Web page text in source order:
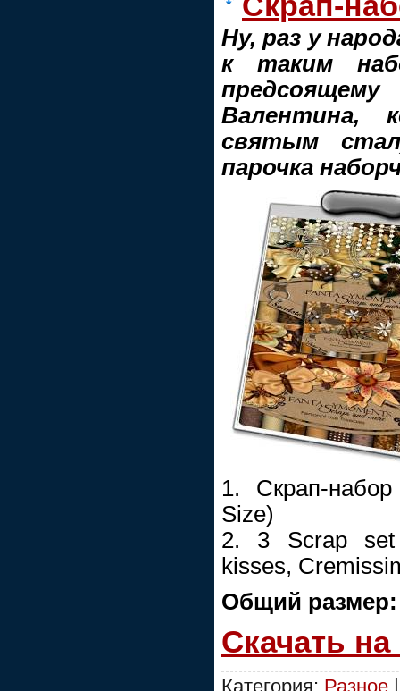
Ну, раз у
к таким
Валентина,
святым
парочка
1. Скрап-
Size)
2. 3 Scrap set
kisses,
Общий
Скачать
Категория: Разное